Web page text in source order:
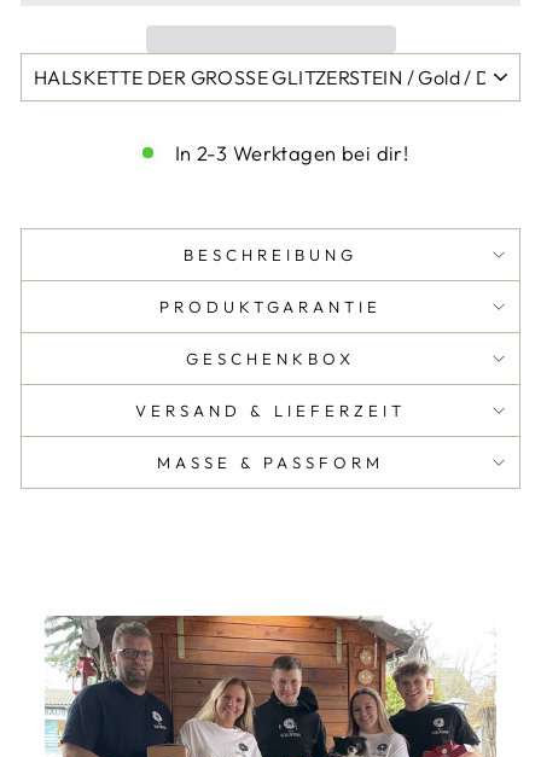
In 2-3 Werktagen bei dir!
BESCHREIBUNG
PRODUKTGARANTIE
GESCHENKBOX
VERSAND & LIEFERZEIT
MASSE & PASSFORM